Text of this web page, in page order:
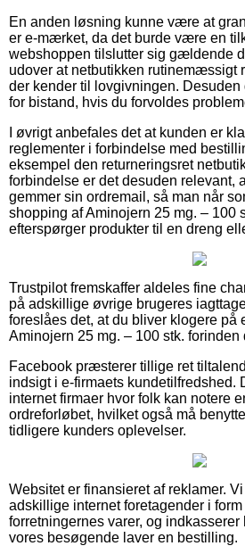
En anden løsning kunne være at
er e-mærket, da det burde være en
webshoppen tilslutter sig gældende
udover at netbutikken rutinemæssigt
der kender til lovgivningen.
for bistand, hvis du forvoldes
I øvrigt anbefales det at kunden er
reglementer i forbindelse med
eksempel den returneringsret
forbindelse er det desuden relevant,
gemmer sin ordremail, så man når
shopping af Aminojern 25 mg. – 100
efterspørger produkter til en dreng
Trustpilot fremskaffer aldeles fine
på adskillige øvrige brugeres
foreslåes det, at du bliver klogere på
Aminojern 25 mg. – 100 stk. forinden
Facebook præsterer tillige ret
indsigt i e-firmaets kundetilfredshed.
internet firmaer hvor folk kan notere
ordreforløbet, hvilket også må
tidligere kunders oplevelser.
Websitet er finansieret af reklamer.
adskillige internet foretagender i
forretningernes varer, og indkasserer
vores besøgende laver en bestilling.